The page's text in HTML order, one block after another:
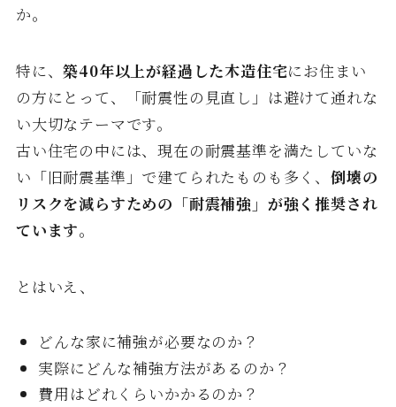
か。
特に、築40年以上が経過した木造住宅にお住まい
の方にとって、「耐震性の見直し」は避けて通れな
い大切なテーマです。
古い住宅の中には、現在の耐震基準を満たしていな
い「旧耐震基準」で建てられたものも多く、倒壊の
リスクを減らすための「耐震補強」が強く推奨され
ています。
とはいえ、
どんな家に補強が必要なのか？
実際にどんな補強方法があるのか？
費用はどれくらいかかるのか？